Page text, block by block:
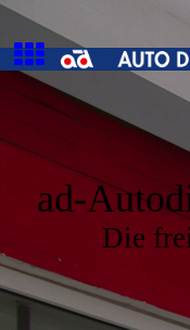
ad-
Die